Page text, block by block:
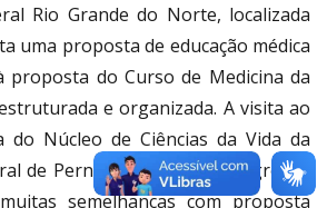
Rio Grande do Norte, localizada
uma proposta de educação médica
proposta do Curso de Medicina da
e organizada. A visita ao
do Núcleo de Ciências da Vida da
de Pernambuco, campus Agreste,
semelhanças com proposta